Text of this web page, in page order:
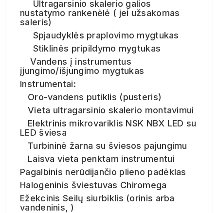
Ultragarsinio skalerio galios
nustatymo rankenėlė ( jei užsakomas
saleris)
Spjaudyklės praplovimo mygtukas
Stiklinės pripildymo mygtukas
Vandens į instrumentus
įjungimo/išjungimo mygtukas
Instrumentai:
Oro-vandens putiklis (pusteris)
Vieta ultragarsinio skalerio montavimui
Elektrinis mikrovariklis NSK NBX LED su
LED šviesa
Turbininė žarna su šviesos pajungimu
Laisva vieta penktam instrumentui
Pagalbinis nerūdijančio plieno padėklas
Halogeninis šviestuvas Chiromega
Ežekcinis Seilų siurbiklis (orinis arba
vandeninis, )